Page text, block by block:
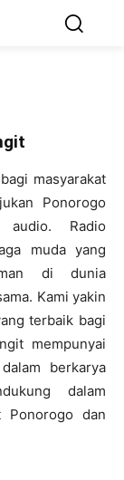
masyarakat
Ponorogo
audio. Radio
muda yang
di dunia
Kami yakin
terbaik bagi
mempunyai
berkarya
dalam
Ponorogo dan